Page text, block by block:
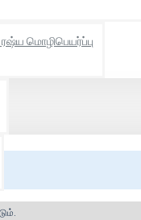
மொழிபெயர்ப்பு